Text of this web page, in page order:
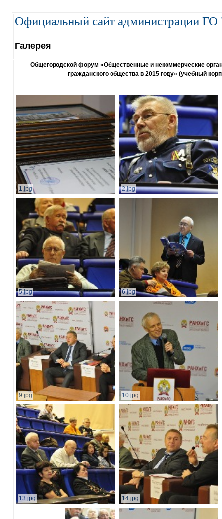
Официальный сайт администрации ГО
Галерея
Общегородской форум «Общественные и некоммерческие
гражданского общества в 2015 году» (учебный
1.jpg 2.jpg
5.jpg 6.jpg
9.jpg 10.jpg
13.jpg 14.jpg